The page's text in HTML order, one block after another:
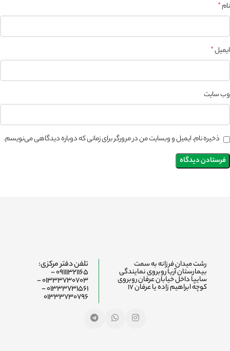
نام*
ایمیل*
وب‌ سایت
ذخیره نام، ایمیل و وبسایت من در مرورگر برای زمانی که دوباره دیدگاهی می‌نویسم.
رشت میدان فرزانه به سمت
بیمارستان آریا روبروی نمایندگی
سایپا داخل خیابان عرفان روبروی
کوچه ابراهیم زاده یا عرفان ۱۷
تلفن دفتر مرکزی:
09111321165 -
01333730703 -
01333731561 -
01333730796